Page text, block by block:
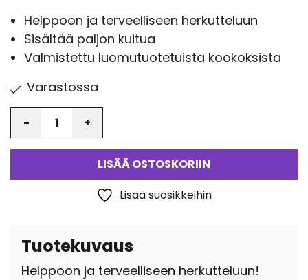
Helppoon ja terveelliseen herkutteluun
Sisältää paljon kuitua
Valmistettu luomutuotetuista kookoksista
Varastossa
LISÄÄ OSTOSKORIIN
Lisää suosikkeihin
Tuotekuvaus
Helppoon ja terveelliseen herkutteluun!